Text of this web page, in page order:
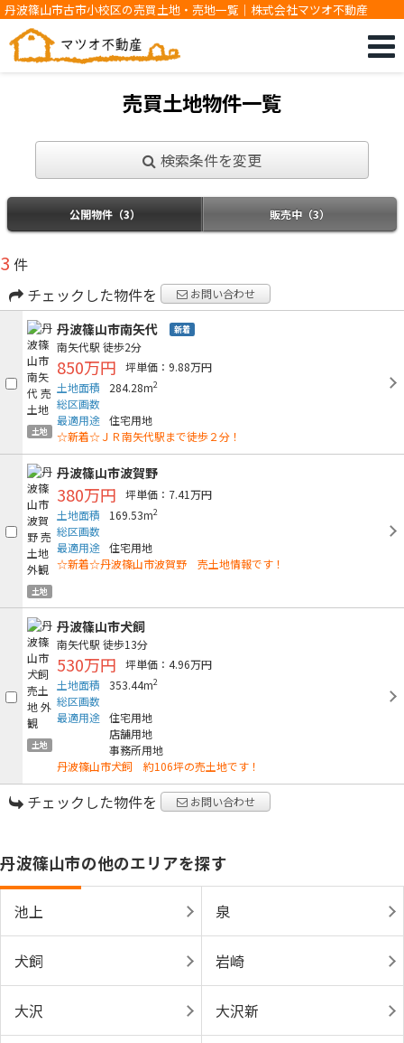
丹波篠山市古市小校区の売買土地・売地一覧｜株式会社マツオ不動産
売買土地物件一覧
検索条件を変更
公開物件（3） 販売中（3）
3 件
チェックした物件を
お問い合わせ
土地
丹波篠山市南矢代 新着
南矢代駅 徒歩2分
850万円
坪単価：9.88万円
土地面積
284.28m2
総区画数
最適用途 住宅用地
☆新着☆ＪＲ南矢代駅まで徒歩２分！
土地
丹波篠山市波賀野
380万円
坪単価：7.41万円
土地面積
169.53m2
総区画数
最適用途 住宅用地
☆新着☆丹波篠山市波賀野 売土地情報です！
土地
丹波篠山市犬飼
南矢代駅 徒歩13分
530万円
坪単価：4.96万円
土地面積
353.44m2
総区画数
最適用途 住宅用地
店舗用地
事務所用地
丹波篠山市犬飼 約106坪の売土地です！
チェックした物件を お問い合わせ
丹波篠山市の他のエリアを探す
池上 泉
犬飼 岩崎
大沢 大沢新